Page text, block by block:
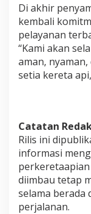
Di akhir
kembali
pelayanan
“Kami akan
aman,
setia kereta
Catatan
Rilis ini
informasi
diimbau tetap
selama berada
perjalanan.